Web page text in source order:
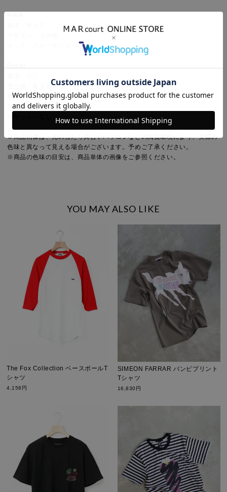
透け感：多少あり
伸縮性：あり
光沢感：なし
※商品画像は、光の当たり具合やパソコンなどの閲覧環境により、実際の
色味と異なって見える場合がございます。予めご了承ください。
※商品の色味の目安は、商品単体の画像をご参照ください。
YOU MAY ALSO LIKE
The Fox Collection ベースボールT
シャツ
4,158円
SIMEON FARRAR バンビプリント
Tシャツ
16,830円